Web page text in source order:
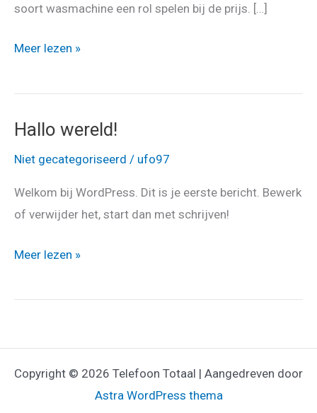
soort wasmachine een rol spelen bij de prijs. […]
Wasmachines
Meer lezen »
Hallo wereld!
Niet gecategoriseerd / ufo97
Welkom bij WordPress. Dit is je eerste bericht. Bewerk
of verwijder het, start dan met schrijven!
Hallo
Meer lezen »
Copyright © 2026 Telefoon Totaal | Aangedreven door
Astra WordPress thema